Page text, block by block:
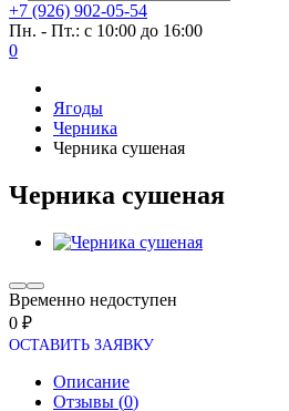
+7 (926) 902-05-54
Пн. - Пт.: с 10:00 до 16:00
0
Ягоды
Черника
Черника сушеная
Черника сушеная
Временно недоступен
0
ОСТАВИТЬ ЗАЯВКУ
Описание
Отзывы (0)